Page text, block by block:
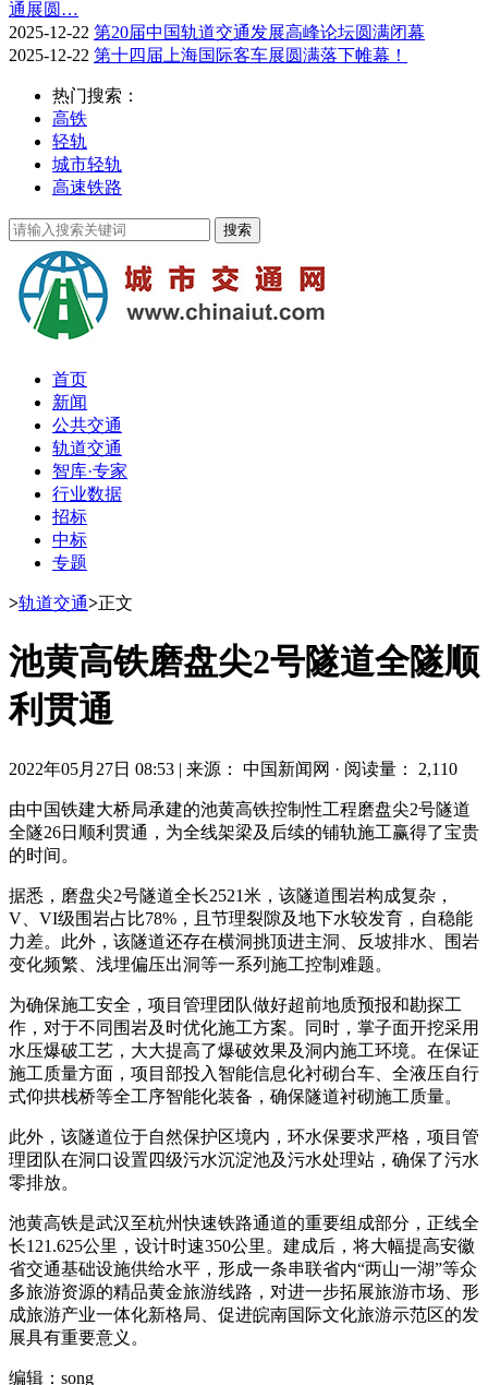
通展圆…
2025-12-22 第20届中国轨道交通发展高峰论坛圆满闭幕
2025-12-22 第十四届上海国际客车展圆满落下帷幕！
热门搜索：
高铁
轻轨
城市轻轨
高速铁路
首页
新闻
公共交通
轨道交通
智库·专家
行业数据
招标
中标
专题
>轨道交通>正文
池黄高铁磨盘尖2号隧道全隧顺
利贯通
2022年05月27日 08:53 | 来源： 中国新闻网 · 阅读量： 2,110
由中国铁建大桥局承建的池黄高铁控制性工程磨盘尖2号隧道
全隧26日顺利贯通，为全线架梁及后续的铺轨施工赢得了宝贵
的时间。
据悉，磨盘尖2号隧道全长2521米，该隧道围岩构成复杂，
V、VI级围岩占比78%，且节理裂隙及地下水较发育，自稳能
力差。此外，该隧道还存在横洞挑顶进主洞、反坡排水、围岩
变化频繁、浅埋偏压出洞等一系列施工控制难题。
为确保施工安全，项目管理团队做好超前地质预报和勘探工
作，对于不同围岩及时优化施工方案。同时，掌子面开挖采用
水压爆破工艺，大大提高了爆破效果及洞内施工环境。在保证
施工质量方面，项目部投入智能信息化衬砌台车、全液压自行
式仰拱栈桥等全工序智能化装备，确保隧道衬砌施工质量。
此外，该隧道位于自然保护区境内，环水保要求严格，项目管
理团队在洞口设置四级污水沉淀池及污水处理站，确保了污水
零排放。
池黄高铁是武汉至杭州快速铁路通道的重要组成部分，正线全
长121.625公里，设计时速350公里。建成后，将大幅提高安徽
省交通基础设施供给水平，形成一条串联省内“两山一湖”等众
多旅游资源的精品黄金旅游线路，对进一步拓展旅游市场、形
成旅游产业一体化新格局、促进皖南国际文化旅游示范区的发
展具有重要意义。
编辑：song